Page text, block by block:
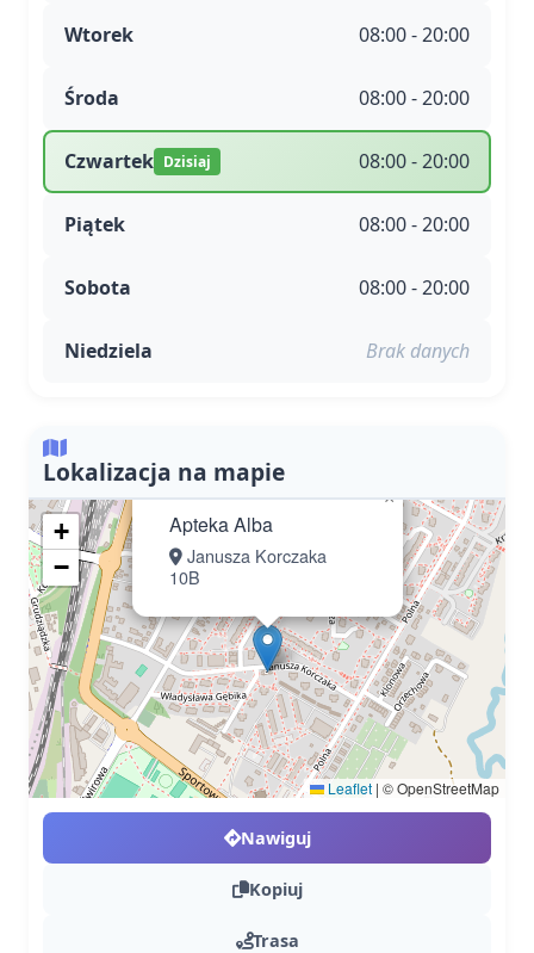
Wtorek 08:00 - 20:00
Środa 08:00 - 20:00
Czwartek Dzisiaj 08:00 - 20:00
Piątek 08:00 - 20:00
Sobota 08:00 - 20:00
Niedziela Brak danych
Lokalizacja na mapie
Apteka Alba
Janusza Korczaka
10B
×
+
−
Leaflet | © OpenStreetMap
Nawiguj
Kopiuj
Trasa